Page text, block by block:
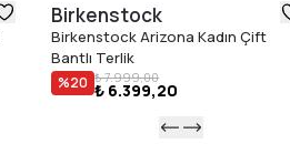
Birkenstock
Birkenstock Arizona Kadın Çift
Bantlı Terlik
%20 ₺ 7.999,00
₺ 6.399,20